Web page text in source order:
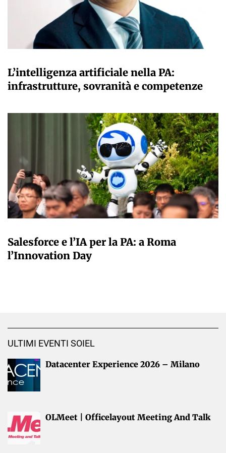
L’intelligenza artificiale nella PA:
infrastrutture, sovranità e competenze
Salesforce e l’IA per la PA: a Roma
l’Innovation Day
ULTIMI EVENTI SOIEL
Datacenter Experience 2026 – Milano
OLMeet | Officelayout Meeting And Talk